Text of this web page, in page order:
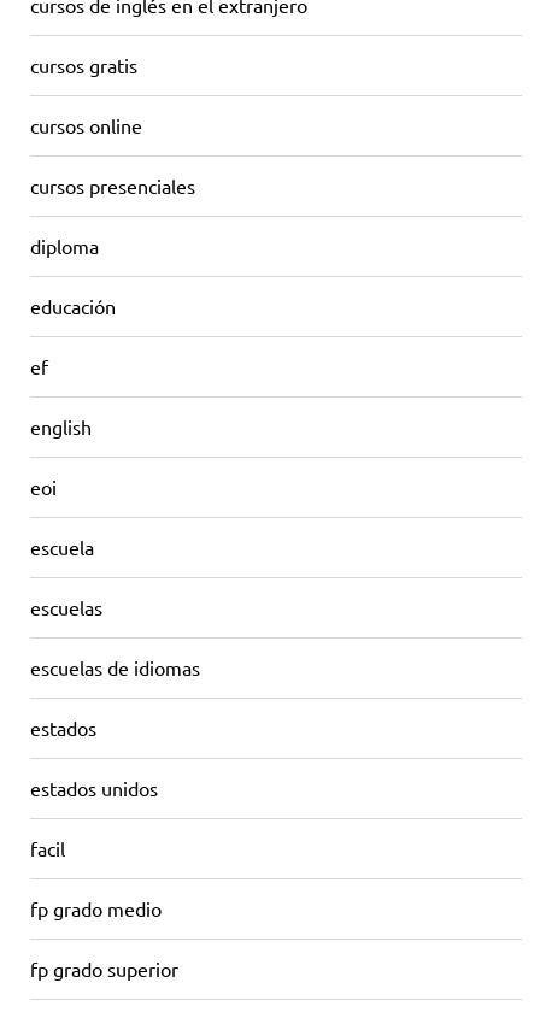
cursos gratis
cursos online
cursos presenciales
diploma
educación
ef
english
eoi
escuela
escuelas
escuelas de idiomas
estados
estados unidos
facil
fp grado medio
fp grado superior